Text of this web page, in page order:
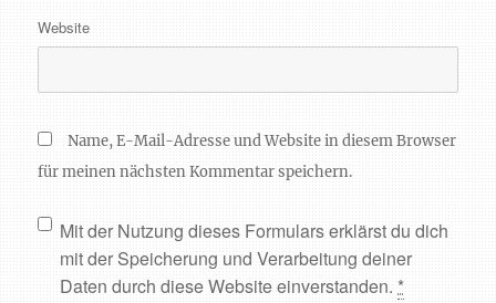
Website
Name, E-Mail-Adresse und Website in diesem Browser
für meinen nächsten Kommentar speichern.
Mit der Nutzung dieses Formulars erklärst du dich
mit der Speicherung und Verarbeitung deiner
Daten durch diese Website einverstanden. *